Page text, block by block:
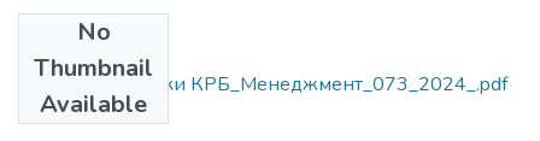
No
Thumbnail
Available
МВ_до підготовки КРБ_Менеджмент_073_2024_.pdf
(857.78 KB)